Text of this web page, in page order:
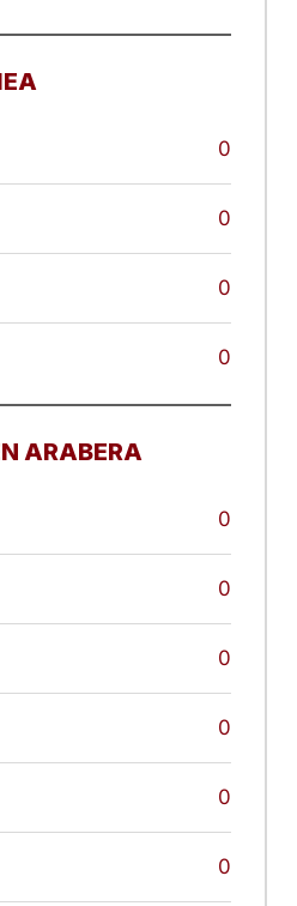
0
0
0
0
ARABERA
0
0
0
0
0
0